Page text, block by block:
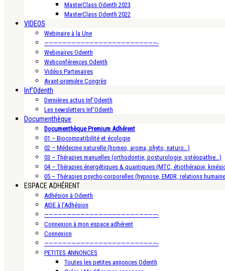
MasterClass Odenth 2023
MasterClass Odenth 2022
VIDEOS
Webinaire à la Une
—————————————————————————-
Webinaires Odenth
Webconférences Odenth
Vidéos Partenaires
Avant-première Congrès
Inf’Odenth
Dernières actus Inf’Odenth
Les newsletters Inf’Odenth
Documenthèque
Documenthèque Premium Adhérent
01 – Biocompatibilité et écologie
02 – Médecine naturelle (homeo, aroma, phyto, naturo…)
03 – Thérapies manuelles (orthodontie, posturologie, ostéopathie…)
04 – Thérapies énergétiques & quantiques (MTC, étiothérapie,
05 – Thérapies psycho-corporelles (hypnose, EMDR, relations
ESPACE ADHÉRENT
Adhésion à Odenth
AIDE à l’Adhésion
—————————————————————————-
Connexion à mon espace adhérent
Connexion
—————————————————————————-
PETITES ANNONCES
Toutes les petites annonces Odenth